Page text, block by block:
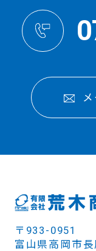
〒933-0951
富山県高岡市